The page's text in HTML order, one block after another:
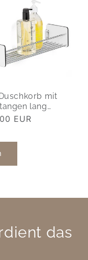
mit
lang
EUR
das